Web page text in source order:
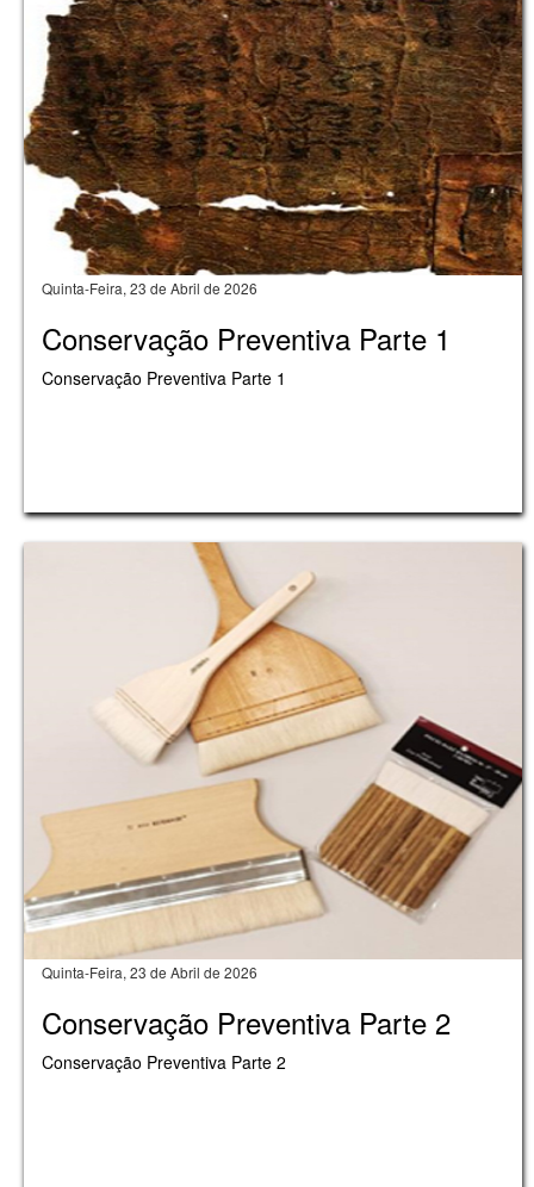
Quinta-Feira, 23 de Abril de 2026
Conservação Preventiva Parte 1
Conservação Preventiva Parte 1
Quinta-Feira, 23 de Abril de 2026
Conservação Preventiva Parte 2
Conservação Preventiva Parte 2